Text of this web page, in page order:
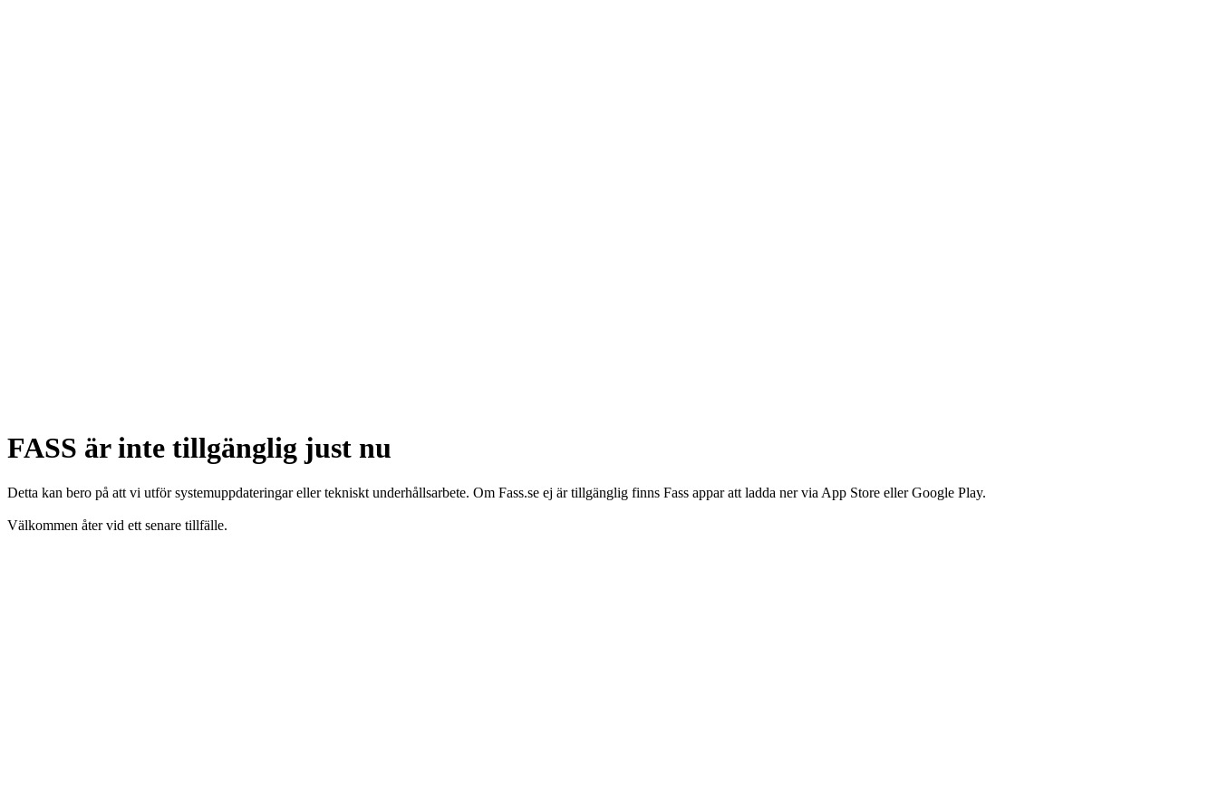
FASS är inte tillgänglig just nu
Detta kan bero på att vi utför systemuppdateringar eller tekniskt underhållsarbete. Om Fass.se ej är tillgänglig finns Fass appar att ladda ner via App Store eller Google Play.
Välkommen åter vid ett senare tillfälle.